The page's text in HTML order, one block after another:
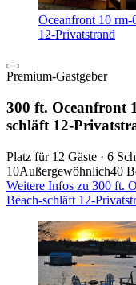
Oceanfront 10
12-Privatstrand
Premium-Gastgeber
300 ft. Oceanfront
schläft 12-
Platz für 12 Gäste · 6
10Außergewöhnlich40
Weitere Infos zu 300 ft.
Beach-schläft 12-